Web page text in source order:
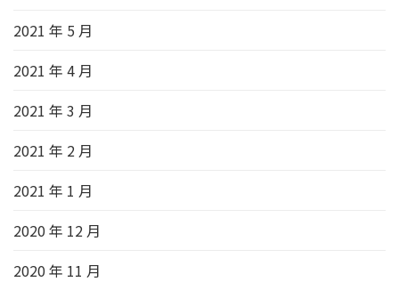
2021 年 5 月
2021 年 4 月
2021 年 3 月
2021 年 2 月
2021 年 1 月
2020 年 12 月
2020 年 11 月